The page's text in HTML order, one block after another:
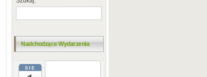
Nadchodzące Wydarzenia
SIE